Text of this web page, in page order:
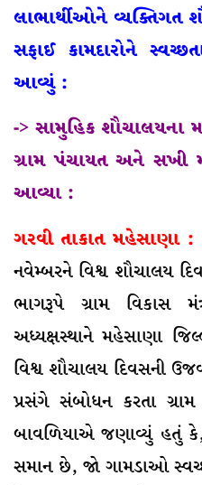
લાભાર્થીઓને વ્યક્તિગત
સફાઈ કામદારોને
આવ્યું :
-> સામુહિક શૌચાલયના
ગ્રામ પંચાયત અને સખી
આવ્યા :
ગરવી તાકાત મહેસાણા :
નવેમ્બરને વિશ્વ શૌચાલય
ભાગરૂપે ગ્રામ વિકાસ
અધ્યક્ષસ્થાને મહેસાણા
વિશ્વ શૌચાલય દિવસની
પ્રસંગે સંબોધન કરતા ગ્રામ
બાવળિયાએ જણાવ્યું હતું
સમાન છે, જો ગામડાઓ